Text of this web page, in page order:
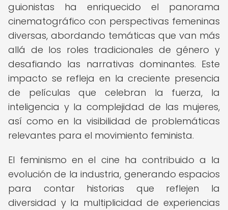
guionistas ha enriquecido el panorama
cinematográfico con perspectivas femeninas
diversas, abordando temáticas que van más
allá de los roles tradicionales de género y
desafiando las narrativas dominantes. Este
impacto se refleja en la creciente presencia
de películas que celebran la fuerza, la
inteligencia y la complejidad de las mujeres,
así como en la visibilidad de problemáticas
relevantes para el movimiento feminista.
El feminismo en el cine ha contribuido a la
evolución de la industria, generando espacios
para contar historias que reflejen la
diversidad y la multiplicidad de experiencias